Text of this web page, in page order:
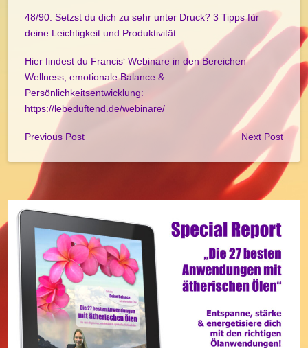
48/90: Setzst du dich zu sehr unter Druck? 3 Tipps für
deine Leichtigkeit und Produktivität
Hier findest du Francis‘ Webinare in den Bereichen
Wellness, emotionale Balance &
Persönlichkeitsentwicklung:
https://lebeduftend.de/webinare/
Previous Post Next Post